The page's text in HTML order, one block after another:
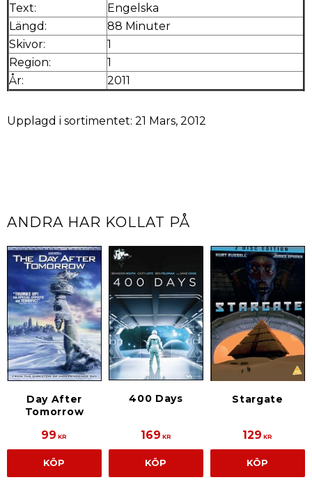
Text:
Engelska
Längd:
88 Minuter
Skivor:
1
Region:
1
År:
2011
Upplagd i sortimentet: 21 Mars, 2012
ANDRA HAR KOLLAT PÅ
Day After
Tomorrow
99 KR
KÖP
400 Days
169 KR
KÖP
Stargate
129 KR
KÖP